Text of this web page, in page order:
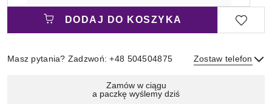
DODAJ DO KOSZYKA
Masz pytania? Zadzwoń: +48 504504875 Zostaw telefon
Zamów w ciągu
a paczkę wyślemy dziś